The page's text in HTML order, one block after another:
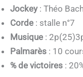
Jockey: Théo
Corde : stalle n°7
Musique :
Palmarès : 10
% de victoires :